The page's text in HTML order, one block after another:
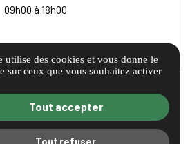
09h00 à 18h00
ITINÉRAIRE
Guide local
complémentaires
utilise des cookies et vous donne le
sur ceux que vous souhaitez activer
Tout accepter
Tout refuser